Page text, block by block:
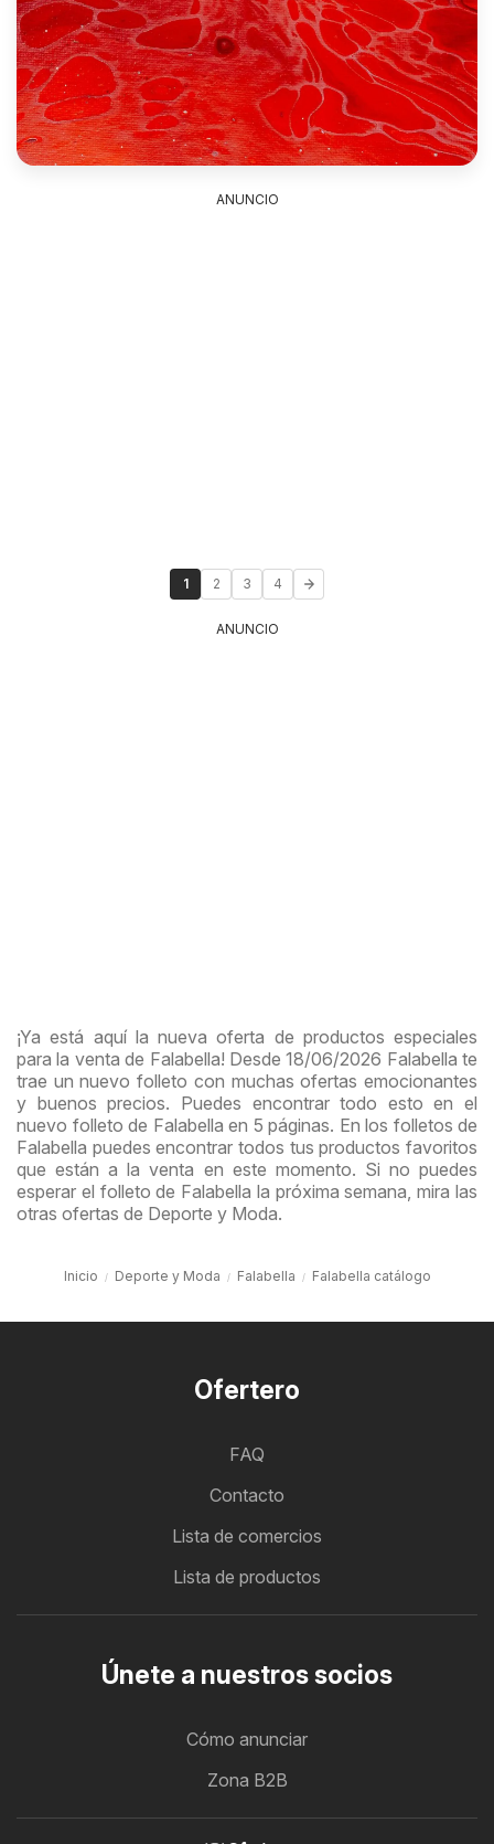
ANUNCIO
1 2 3 4
ANUNCIO
¡Ya está aquí la nueva oferta de productos especiales
para la venta de Falabella! Desde 18/06/2026 Falabella te
trae un nuevo folleto con muchas ofertas emocionantes
y buenos precios. Puedes encontrar todo esto en el
nuevo folleto de Falabella en 5 páginas. En los folletos de
Falabella puedes encontrar todos tus productos favoritos
que están a la venta en este momento. Si no puedes
esperar el folleto de Falabella la próxima semana, mira las
otras ofertas de Deporte y Moda.
Inicio Deporte y Moda Falabella Falabella catálogo
Ofertero
FAQ
Contacto
Lista de comercios
Lista de productos
Únete a nuestros socios
Cómo anunciar
Zona B2B